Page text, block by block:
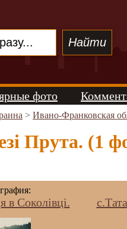
фото
> Ивано-Франковская
Прута. (1
в Соколівці.